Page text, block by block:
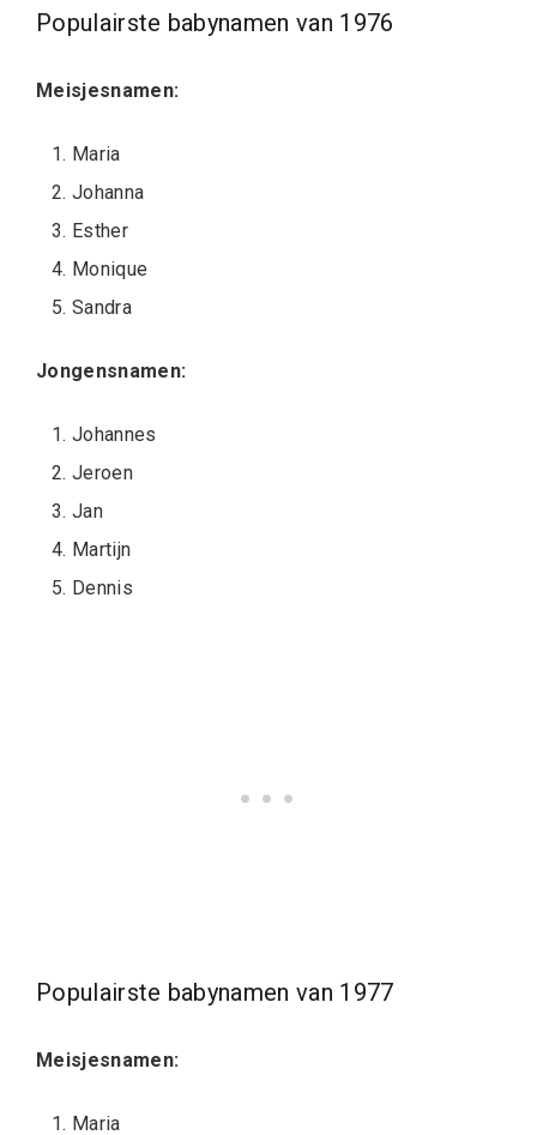
Populairste babynamen van 1976
Meisjesnamen:
Maria
Johanna
Esther
Monique
Sandra
Jongensnamen:
Johannes
Jeroen
Jan
Martijn
Dennis
Populairste babynamen van 1977
Meisjesnamen:
Maria